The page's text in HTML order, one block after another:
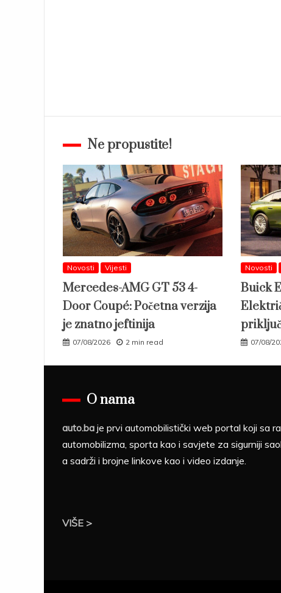
Ne propustite!
Novosti Vijesti
Mercedes-AMG GT 53 4-
Door Coupé: Početna verzija
je znatno jeftinija
07/08/2026 2 min read
Novosti
Buick
07/08/
O nama
auto.ba je prvi automobilistički web portal koji sa
automobilizma, sporta kao i savjete za sigurniji
a sadrži i brojne linkove kao i video izdanje.
VIŠE >